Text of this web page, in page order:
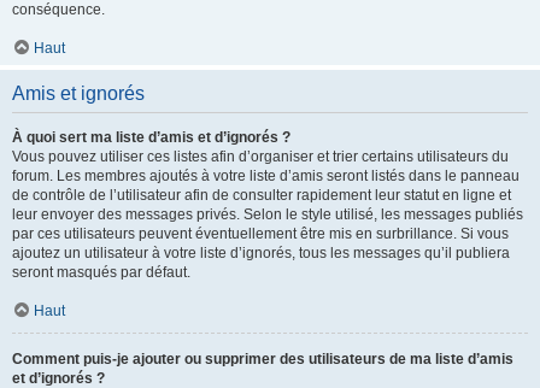
conséquence.
Haut
Amis et ignorés
À quoi sert ma liste d’amis et d’ignorés ?
Vous pouvez utiliser ces listes afin d’organiser et trier certains utilisateurs du
forum. Les membres ajoutés à votre liste d’amis seront listés dans le panneau
de contrôle de l’utilisateur afin de consulter rapidement leur statut en ligne et
leur envoyer des messages privés. Selon le style utilisé, les messages publiés
par ces utilisateurs peuvent éventuellement être mis en surbrillance. Si vous
ajoutez un utilisateur à votre liste d’ignorés, tous les messages qu’il publiera
seront masqués par défaut.
Haut
Comment puis-je ajouter ou supprimer des utilisateurs de ma liste d’amis
et d’ignorés ?